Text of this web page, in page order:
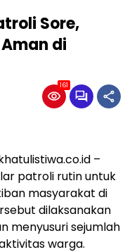
Sore,
di
161
–
patroli rutin untuk
masyarakat di
dilaksanakan
menyusuri sejumlah
warga.